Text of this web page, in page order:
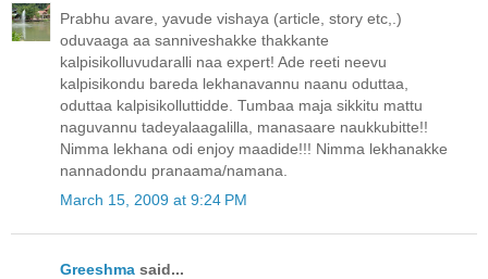
Prabhu avare, yavude vishaya (article, story etc,.)
oduvaaga aa sanniveshakke thakkante
kalpisikolluvudaralli naa expert! Ade reeti neevu
kalpisikondu bareda lekhanavannu naanu oduttaa,
oduttaa kalpisikolluttidde. Tumbaa maja sikkitu mattu
naguvannu tadeyalaagalilla, manasaare naukkubitte!!
Nimma lekhana odi enjoy maadide!!! Nimma lekhanakke
nannadondu pranaama/namana.
March 15, 2009 at 9:24 PM
Greeshma said...